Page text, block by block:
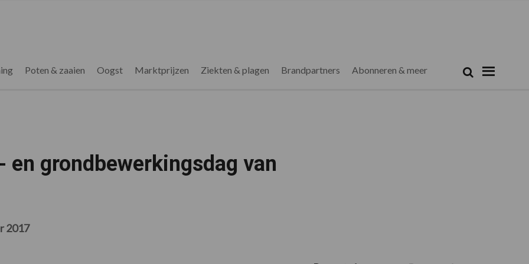
Poten & zaaien Oogst Marktprijzen Ziekten & plagen Brandpartners Abonneren & meer Zoek
grondbewerkingsdag van
2017